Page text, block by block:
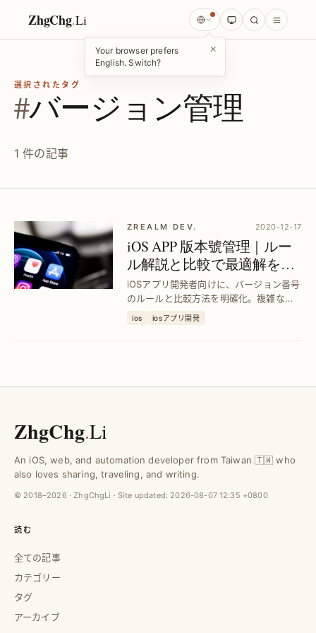
ZhgChg.Li
Your browser prefers
English. Switch?
×
選択されたタグ
#バージョン管理
1 件の記事
ZREALM DEV. 2020-12-17
iOS APP 版本號管理｜ルー
ル解説と比較で最適解を導
く
iOSアプリ開発者向けに、バージョン番号
のルールと比較方法を明確化。複雑な判
定を簡素化し、正確なバージョン管理で
ios iosアプリ開発
ZhgChg.Li
An iOS, web, and automation developer from Taiwan 🇹🇼 who
also loves sharing, traveling, and writing.
© 2018–2026 · ZhgChgLi · Site updated: 2026-08-07 12:35 +0800
読む
全ての記事
カテゴリー
タグ
アーカイブ